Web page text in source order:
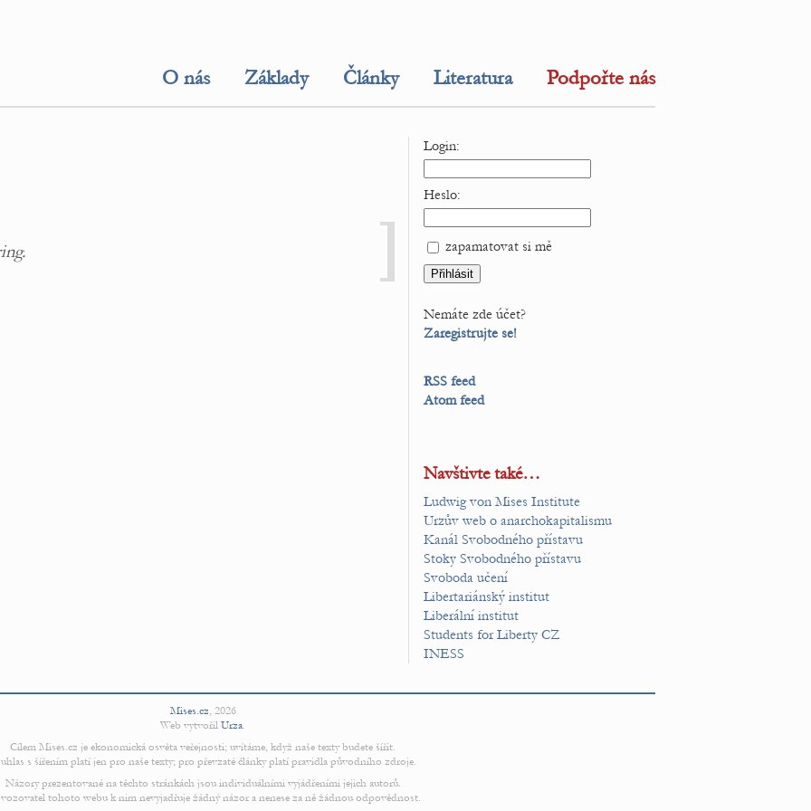
O nás Základy Články Literatura Podpořte nás
Login:
Heslo:
zapamatovat si mě
Nemáte zde účet?
Zaregistrujte se!
RSS feed
Atom feed
Navštivte také…
Ludwig von Mises Institute
Urzův web o anarchokapitalismu
Kanál Svobodného přístavu
Stoky Svobodného přístavu
Svoboda učení
Libertariánský institut
Liberální institut
Students for Liberty CZ
INESS
Mises.cz, 2026
Web vytvořil Urza.
Cílem Mises.cz je ekonomická osvěta veřejnosti; uvítáme, když naše texty budete šířit.
s šířením platí jen pro naše texty; pro převzaté články platí pravidla původního zdroje.
Názory prezentované na těchto stránkách jsou individuálními vyjádřeními jejich autorů.
tohoto webu k nim nevyjadřuje žádný názor a nenese za ně žádnou odpovědnost.